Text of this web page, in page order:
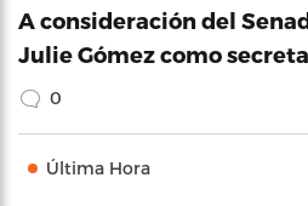
A consideración del
Julie Gómez como
0
Última Hora